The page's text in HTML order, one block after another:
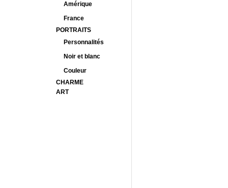
Amérique
France
PORTRAITS
Personnalités
Noir et blanc
Couleur
CHARME
ART